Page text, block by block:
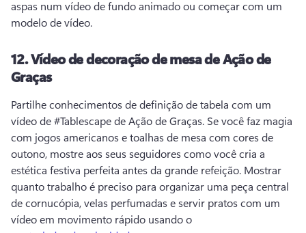
aspas num vídeo de fundo animado ou começar com um
modelo de vídeo.
12.Vídeo de decoração de mesa de Ação de
Graças
Partilhe conhecimentos de definição de tabela com um
vídeo de #Tablescape de Ação de Graças. Se você faz magia
com jogos americanos e toalhas de mesa com cores de
outono, mostre aos seus seguidores como você cria a
estética festiva perfeita antes da grande refeição. Mostrar
quanto trabalho é preciso para organizar uma peça central
de cornucópia, velas perfumadas e servir pratos com um
vídeo em movimento rápido usando o